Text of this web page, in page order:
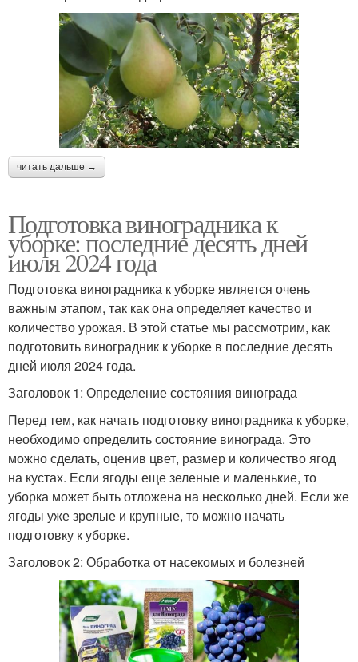
читать дальше →
Подготовка виноградника к
уборке: последние десять дней
июля 2024 года
Подготовка виноградника к уборке является очень
важным этапом, так как она определяет качество и
количество урожая. В этой статье мы рассмотрим, как
подготовить виноградник к уборке в последние десять
дней июля 2024 года.
Заголовок 1: Определение состояния винограда
Перед тем, как начать подготовку виноградника к уборке,
необходимо определить состояние винограда. Это
можно сделать, оценив цвет, размер и количество ягод
на кустах. Если ягоды еще зеленые и маленькие, то
уборка может быть отложена на несколько дней. Если же
ягоды уже зрелые и крупные, то можно начать
подготовку к уборке.
Заголовок 2: Обработка от насекомых и болезней